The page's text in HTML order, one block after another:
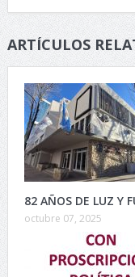
ARTÍCULOS
82 AÑOS DE LUZ Y
octubre 07, 2025